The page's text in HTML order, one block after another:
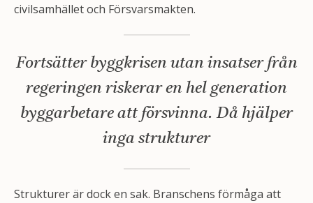
civilsamhället och Försvarsmakten.
Fortsätter byggkrisen utan insatser från
regeringen riskerar en hel generation
byggarbetare att försvinna. Då hjälper
inga strukturer
Strukturer är dock en sak. Branschens förmåga att